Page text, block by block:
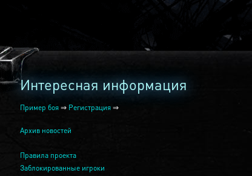
Интересная информация
Пример боя ⇒ Регистрация ⇒
Архив новостей
Правила проекта
Заблокированные игроки